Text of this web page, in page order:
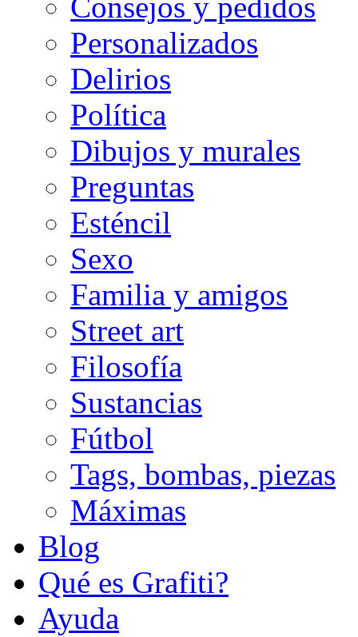
Consejos y pedidos
Personalizados
Delirios
Política
Dibujos y murales
Preguntas
Esténcil
Sexo
Familia y amigos
Street art
Filosofía
Sustancias
Fútbol
Tags, bombas, piezas
Máximas
Blog
Qué es Grafiti?
Ayuda